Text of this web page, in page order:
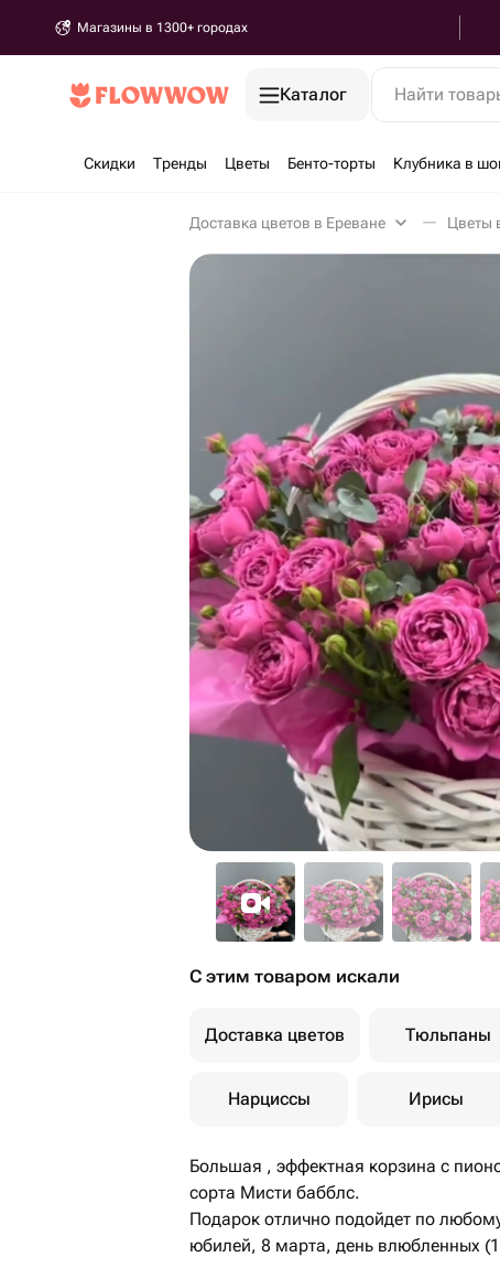
Магазины в 1300+ городах
Каталог Найти
Скидки Тренды Цветы Бенто-торты Клубника в
Доставка цветов в Ереване Цветы
С этим товаром искали
Доставка цветов Тюльпаны
Нарциссы Ирисы
Большая , эффектная корзина с
сорта Мисти бабблс.
Подарок отлично подойдет по
юбилей, 8 марта, день влюбленных